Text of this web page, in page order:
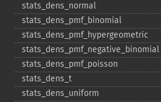
stats_​dens_​normal
stats_​dens_​pmf_​binomial
stats_​dens_​pmf_​hypergeometric
stats_​dens_​pmf_​negative_​binomial
stats_​dens_​pmf_​poisson
stats_​dens_​t
stats_​dens_​uniform